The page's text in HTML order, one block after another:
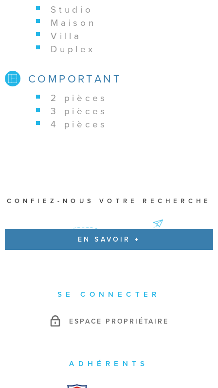
studio
maison
villa
duplex
COMPORTANT
2 pièces
3 pièces
4 pièces
CONFIEZ-NOUS VOTRE RECHERCHE
EN SAVOIR +
SE CONNECTER
ESPACE PROPRIÉTAIRE
ADHÉRENTS